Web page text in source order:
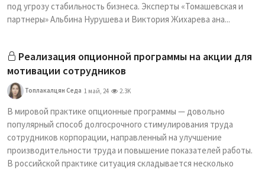
База знаний
под угрозу стабильность бизнеса. Эксперты «Томашевская и
партнеры» Альбина Нурушева и Виктория Жихарева ана...
Реализация опционной программы на акции для
мотивации сотрудников
Топлакалцян Седа 1 май, 24 2.3K
В мировой практике опционные программы — довольно
популярный способ долгосрочного стимулирования труда
сотрудников корпорации, направленный на улучшение
производительности труда и повышение показателей работы.
В российской практике ситуация складывается несколько